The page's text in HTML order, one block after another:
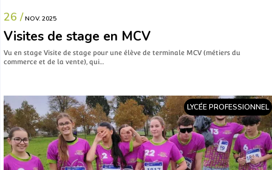
26 / NOV. 2025
Visites de stage en MCV
Vu en stage Visite de stage pour une élève de terminale MCV (métiers du
commerce et de la vente), qui…
LYCÉE PROFESSIONNEL